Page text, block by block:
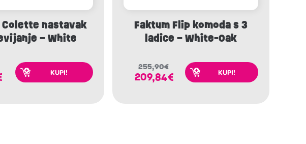
Colette nastavak
– White
KUPI!
Faktum Flip komoda s 3
ladice – White-Oak
255,90€
209,84€ KUPI!